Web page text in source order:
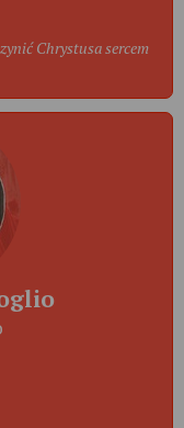
Chrystusa sercem